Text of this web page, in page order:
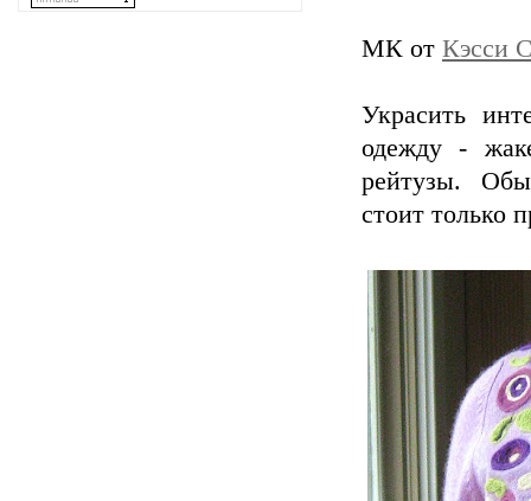
МК от Кэсси
Украсить
одежду -
рейтузы.
стоит только